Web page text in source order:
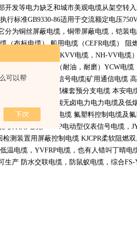
可以帮
发等电力缺乏和城市美观电缆从架空转
行标准GB9330-86适用于交流额定电压
分为铜丝屏蔽电缆，铜带屏蔽电缆，铠装
（布标电缆） 船用电缆（CEFR电缆） 阻
火电力电缆， NH-KVV电缆， NH-VV电缆
电缆） 野外用电缆（耐油，耐磨） YCW电缆
矿用通讯电缆 矿用信号电缆 矿用通信电缆
套扁电缆 矿用阻燃橡套预分支电缆 本安电
野外用屏蔽电缆 低烟无卤电力电力电缆及低
缆 ZR-TT-K-YJV 电缆 氟塑料控制电缆及
仪表用电缆
,DYVP电动型仪表信号电缆，
检测装置用屏蔽控制电缆 KJCPR柔软阻燃
温电缆， YVFRP电缆，也有人错叫丁晴电
产 防水交联电缆，防鼠蚁电缆，综合FS-